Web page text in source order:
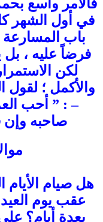
فالأمر واسع بحمد
في أول الشهر
باب المسارعة
فرضاً عليه ،
لكن
والأكمل ؛ لقول
– : ” أحب
صاحبه وإن
هل صيام
عقب يوم
بعدة أيام؟